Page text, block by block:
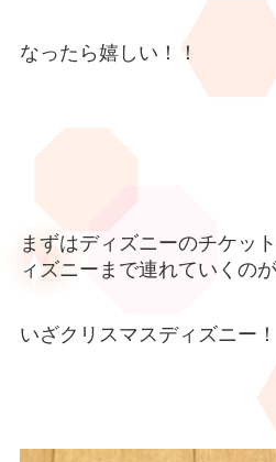
なったら嬉しい！！
まずはディズニーのチケッ
ィズニーまで連れていくのが
いざクリスマスディズニー！